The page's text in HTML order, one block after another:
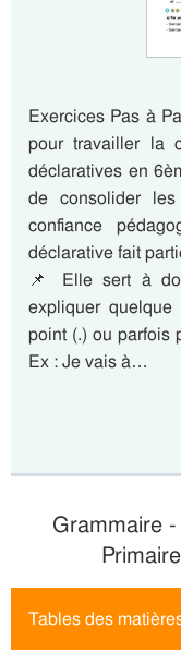
Exercices Pas à
pour travailler la
déclaratives en
de consolider les
confiance
déclarative fait
📌 Elle sert à
expliquer
point (.) ou parfois
Ex : Je vais à…
Grammaire
Tables des